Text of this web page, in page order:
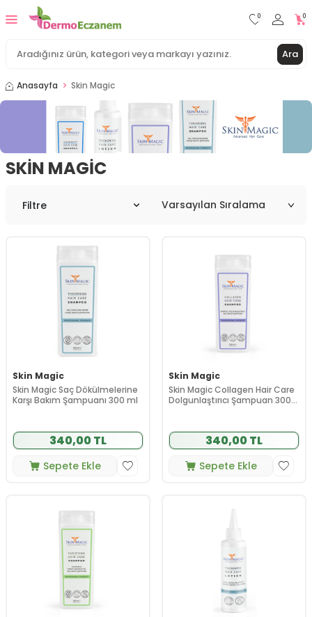
Ara
0 0
Anasayfa Skin Magic
SKIN MAGIC
Filtre
Skin Magic
Skin Magic Saç Dökülmelerine
Karşı Bakım Şampuanı 300 ml
340,00 TL
Sepete Ekle
Skin Magic
Skin Magic Collagen Hair Care
Dolgunlaştırıcı Şampuan 300
340,00 TL
Sepete Ekle